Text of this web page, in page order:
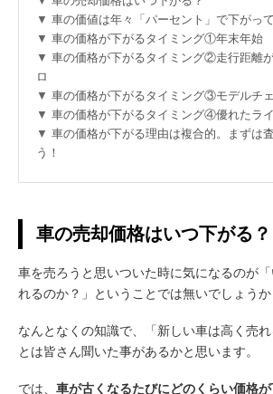
車の価値は年々「パーセント」で下がっ
車の価格が下がるタイミング①年末年始
車の価格が下がるタイミング②走行距離
ロ
車の価格が下がるタイミング③モデルチ
車の価格が下がるタイミング④優れたラ
車の価格が下がる理由は複合的。まずは
う！
車の売却価格はいつ下がる？
車を売ろうと思いついた時に気になるのが
れるのか？」ということでは無いでしょうか
なんとなくの知識で、「新しい車は高く売
とは皆さん聞いた事があるかと思います。
では、 車が古くなるたびにどのくらい価格